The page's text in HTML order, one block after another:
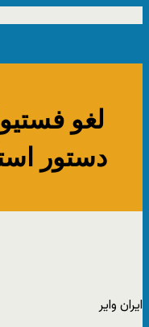
لغو
دستور
ایران وایر